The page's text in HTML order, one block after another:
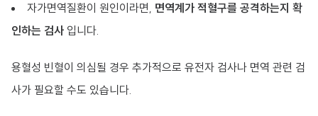
자가면역질환이 원인이라면, 면역계가 적혈구를 공격하는지 확
인하는 검사 입니다.
용혈성 빈혈이 의심될 경우 추가적으로 유전자 검사나 면역 관련 검
사가 필요할 수도 있습니다.